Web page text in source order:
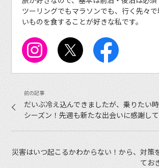
ツーリングでもマラソンでも、行く先々
いものを食することが好きな私です。
だいぶ冷え込んできましたが、乗りたい
シーズン！先週も新たな出会いに感謝し
災害はいつ起こるかわからない！から、対策
てお